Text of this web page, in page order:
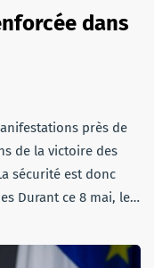
dans
près de
de la victoire des
sécurité est donc
Durant ce 8 mai, le…